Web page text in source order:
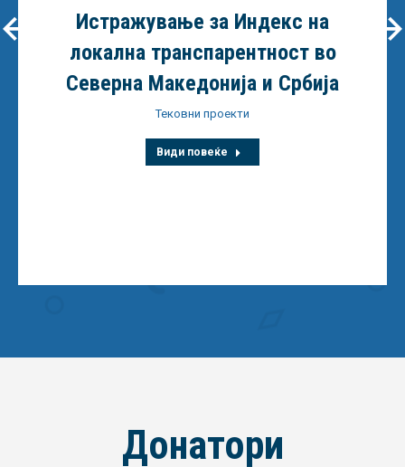
Истражување за Индекс на
локална транспарентност во
Северна Македонија и Србија
Тековни проекти
Види повеќе
Донатори